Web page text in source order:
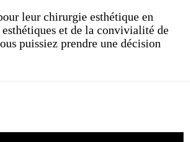
leur chirurgie esthétique en
et de la convivialité de
puissiez prendre une décision